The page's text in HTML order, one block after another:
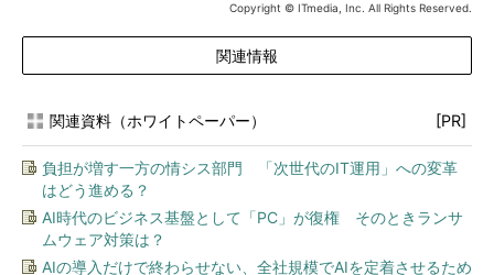
Copyright © ITmedia, Inc. All Rights Reserved.
関連情報
関連資料（ホワイトペーパー） [PR]
負担が増す一方の情シス部門 「次世代のIT運用」への変革
はどう進める？
AI時代のビジネス基盤として「PC」が復権 そのときランサ
ムウェア対策は？
AIの導入だけで終わらせない、全社規模でAIを定着させるため